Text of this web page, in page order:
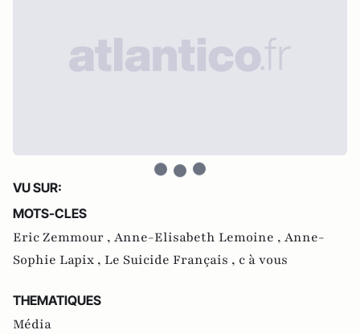
VU SUR:
MOTS-CLES
Eric Zemmour , Anne-Elisabeth Lemoine , Anne-
Sophie Lapix , Le Suicide Français , c à vous
THEMATIQUES
Média